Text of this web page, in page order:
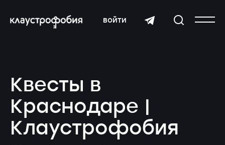
войти
Квесты в
Краснодаре |
Клаустрофобия